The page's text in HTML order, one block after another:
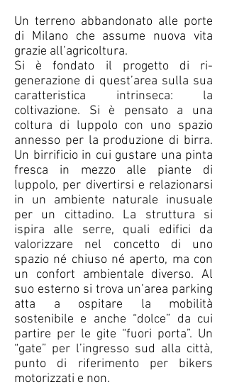
Un terreno abbandonato alle porte
di Milano che assume nuova vita
grazie all’agricoltura.
Si è fondato il progetto di ri-
generazione di quest’area sulla sua
caratteristica intrinseca: la
coltivazione. Si è pensato a una
coltura di luppolo con uno spazio
annesso per la produzione di birra.
Un birrificio in cui gustare una pinta
fresca in mezzo alle piante di
luppolo, per divertirsi e relazionarsi
in un ambiente naturale inusuale
per un cittadino. La struttura si
ispira alle serre, quali edifici da
valorizzare nel concetto di uno
spazio né chiuso né aperto, ma con
un confort ambientale diverso. Al
suo esterno si trova un’area parking
atta a ospitare la mobilità
sostenibile e anche “dolce” da cui
partire per le gite “fuori porta”. Un
“gate” per l’ingresso sud alla città,
punto di riferimento per bikers
motorizzati e non.